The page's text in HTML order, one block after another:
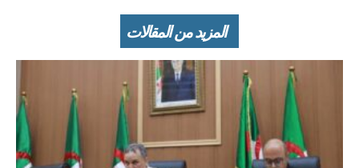
المزيد من المقالات